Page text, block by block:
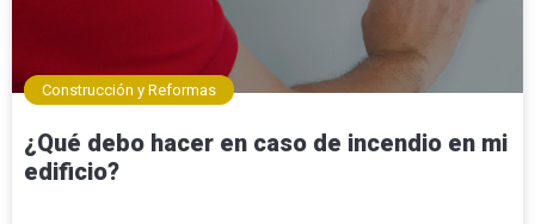
Construcción y Reformas
¿Qué debo hacer en caso de incendio en mi
edificio?